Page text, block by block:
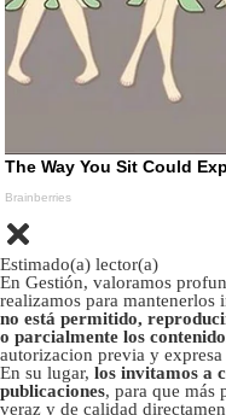
Estimado(a) lector(a)
En Gestión, valoramos
realizamos para mantenerlos
no está permitido,
o parcialmente los
autorizacion previa y
En su lugar, los invitamos a
publicaciones, para que más
veraz y de calidad